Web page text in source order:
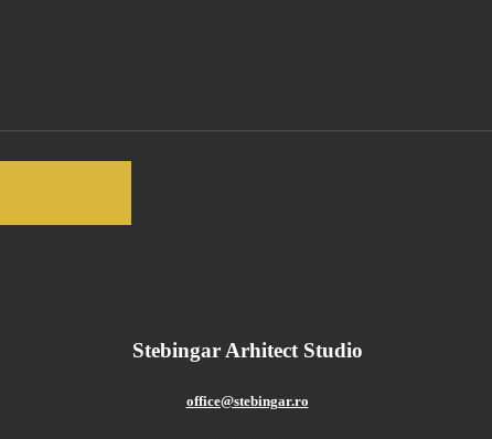
Stebingar Arhitect Studio
office@stebingar.ro